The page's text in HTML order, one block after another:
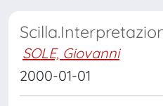
SOLE, Giovanni
2000-01-01